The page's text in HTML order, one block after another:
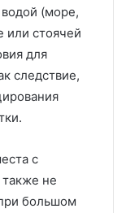
(море,
или стоячей
для
следствие,
с
не
большом